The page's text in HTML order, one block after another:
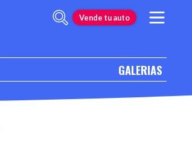
Vende tu auto
GALERIAS